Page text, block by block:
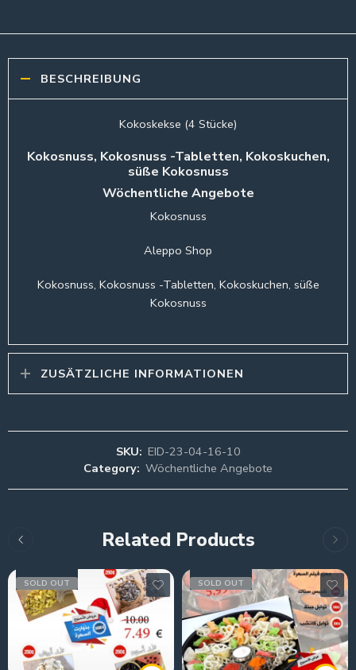
BESCHREIBUNG
Kokoskekse (4 Stücke)
Kokosnuss, Kokosnuss -Tabletten, Kokoskuchen,
süße Kokosnuss
Wöchentliche Angebote
Kokosnuss
Aleppo Shop
Kokosnuss, Kokosnuss -Tabletten, Kokoskuchen, süße
Kokosnuss
ZUSÄTZLICHE INFORMATIONEN
SKU: EID-23-04-16-10
Category: Wöchentliche Angebote
Related Products
SOLD OUT SOLD OUT